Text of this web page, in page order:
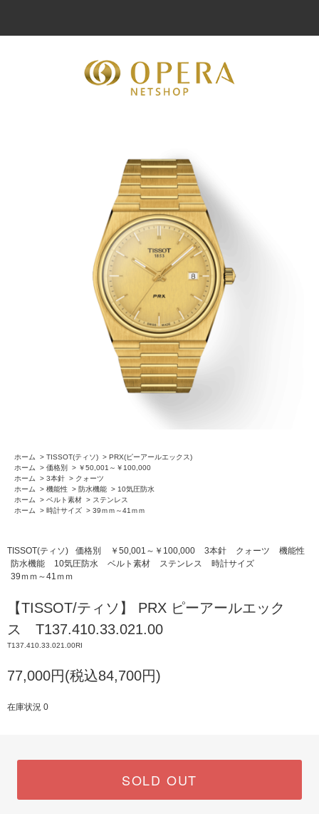
ホーム > TISSOT(ティソ) > PRX(ピーアールエックス)
ホーム
> 価格別 > ￥50,001～￥100,000
ホーム
> 3本針 > クォーツ
ホーム
> 機能性 > 防水機能 > 10気圧防水
ホーム
> ベルト素材 > ステンレス
ホーム
> 時計サイズ > 39ｍｍ～41ｍｍ
TISSOT(ティソ) 価格別 ￥50,001～￥100,000 3本針 クォーツ
機能性
防水機能
10気圧防水 ベルト素材 ステンレス
時計サイズ
39ｍｍ～41ｍｍ
【TISSOT/ティソ】 PRX ピーアールエック
ス T137.410.33.021.00
T137.410.33.021.00RI
77,000円(税込84,700円)
在庫状況 0
SOLD OUT